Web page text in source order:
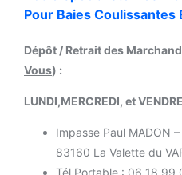
Pour Baies Coulissantes
Dépôt / Retrait des
Vous) :
LUNDI,MERCREDI, et
Impasse Paul MADON
83160 La Valette du